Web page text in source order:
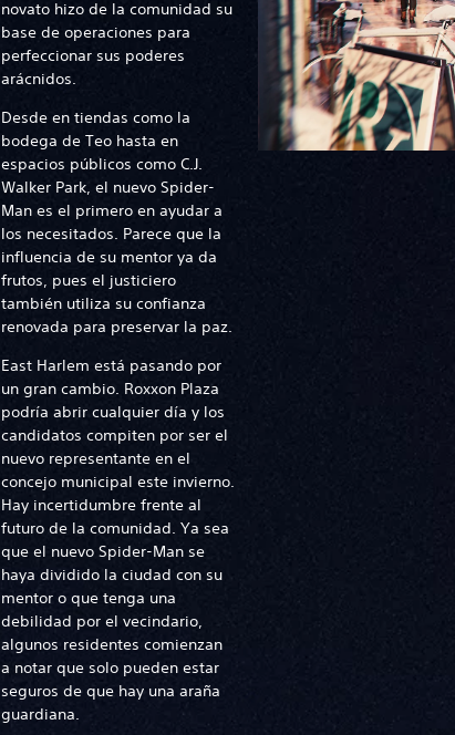
novato hizo de la comunidad su
base de operaciones para
perfeccionar sus poderes
arácnidos.
Desde en tiendas como la
bodega de Teo hasta en
espacios públicos como C.J.
Walker Park, el nuevo Spider-
Man es el primero en ayudar a
los necesitados. Parece que la
influencia de su mentor ya da
frutos, pues el justiciero
también utiliza su confianza
renovada para preservar la paz.
East Harlem está pasando por
un gran cambio. Roxxon Plaza
podría abrir cualquier día y los
candidatos compiten por ser el
nuevo representante en el
concejo municipal este invierno.
Hay incertidumbre frente al
futuro de la comunidad. Ya sea
que el nuevo Spider-Man se
haya dividido la ciudad con su
mentor o que tenga una
debilidad por el vecindario,
algunos residentes comienzan
a notar que solo pueden estar
seguros de que hay una araña
guardiana.